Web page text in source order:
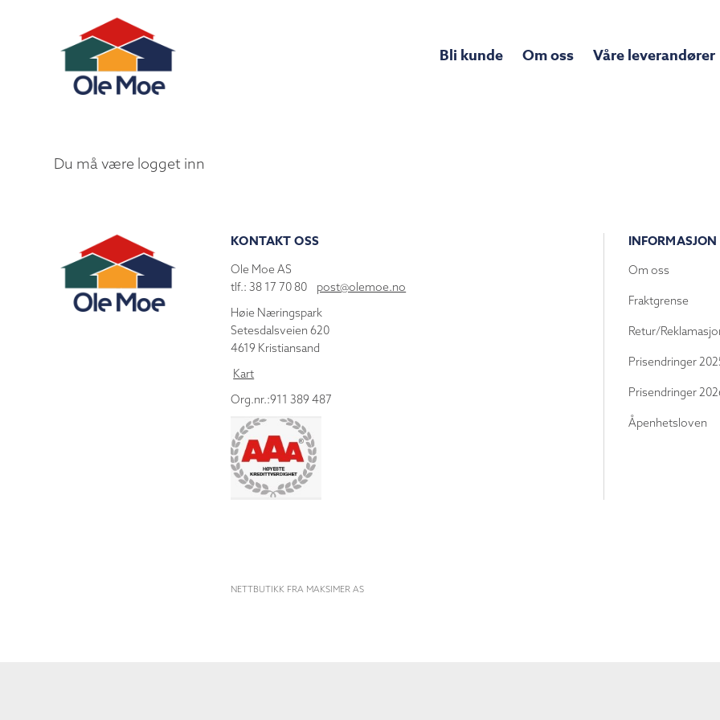
Bli kunde Om oss Våre leverandører
Du må være logget inn
KONTAKT OSS
Ole Moe AS
tlf.: 38 17 70 80 post@olemoe.no
Høie Næringspark
Setesdalsveien 620
4619 Kristiansand
Kart
Org.nr.:911 389 487
INFORMASJON
Om oss
Fraktgrense
Retur/
Prisendringer
Prisendringer
Åpenhetsloven
NETTBUTIKK FRA MAKSIMER AS